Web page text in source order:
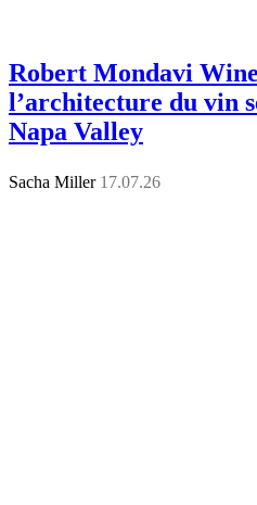
Robert Mondavi
l’architecture du vin
Napa Valley
Sacha Miller 17.07.26